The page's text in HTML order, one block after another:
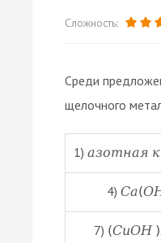
Сложность:
Среди
щелочного
1) азотная к
4)Ca(O
7) (CuOH )